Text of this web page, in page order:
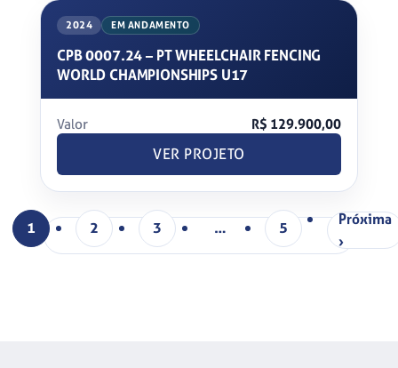
2024 EM ANDAMENTO
CPB 0007.24 – PT WHEELCHAIR FENCING
WORLD CHAMPIONSHIPS U17
Valor
R$ 129.900,00
VER PROJETO
1 2 3 … 5
Próxima
›